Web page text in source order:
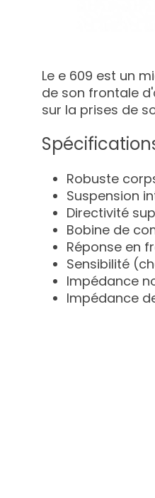
Le e 609 est un
de son frontale
sur la prises de
Robuste
Suspension
Directivité
Bobine de
Réponse en
Sensibilité
Impédance
Impédance